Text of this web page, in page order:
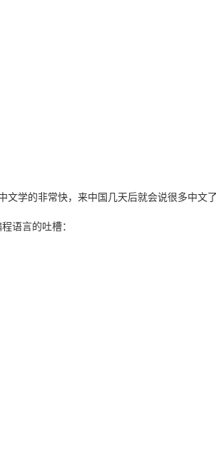
文学的非常快，来中国几天后就会说很多中文
语言的吐槽：